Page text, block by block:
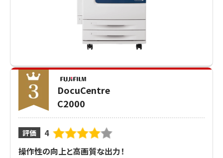
DocuCentre
C2000
評価
4
操作性の向上と高画質な出力！